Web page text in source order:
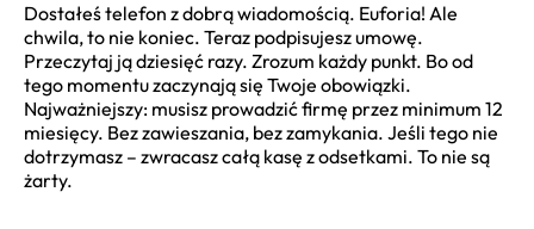
Dostałeś telefon z dobrą wiadomością. Euforia! Ale
chwila, to nie koniec. Teraz podpisujesz umowę.
Przeczytaj ją dziesięć razy. Zrozum każdy punkt. Bo od
tego momentu zaczynają się Twoje obowiązki.
Najważniejszy: musisz prowadzić firmę przez minimum 12
miesięcy. Bez zawieszania, bez zamykania. Jeśli tego nie
dotrzymasz – zwracasz całą kasę z odsetkami. To nie są
żarty.